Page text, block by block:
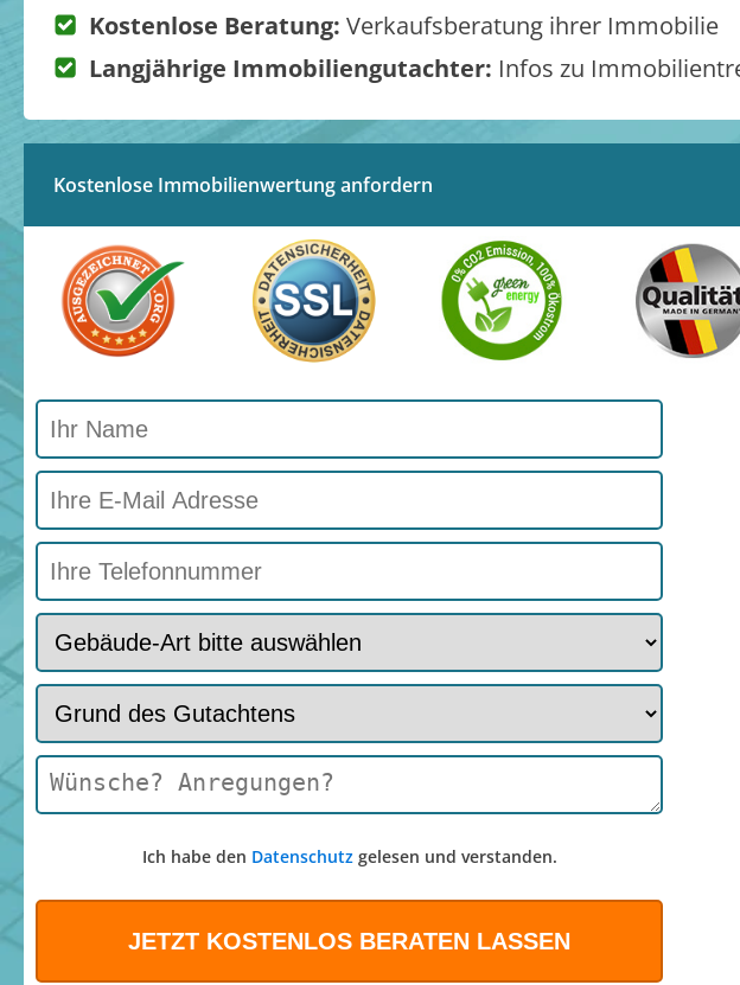
Kostenlose Beratung: Verkaufsberatung ihrer Immobilie
Langjährige Immobiliengutachter: Infos zu
Kostenlose Immobilienwertung anfordern
Ich habe den Datenschutzgelesen und verstanden.